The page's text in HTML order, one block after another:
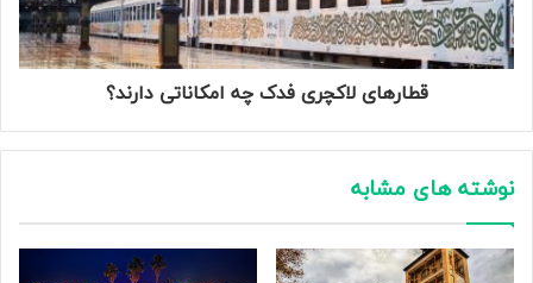
قطارهای لاکچری فدک چه امکاناتی دارند؟
نوشته های مشابه